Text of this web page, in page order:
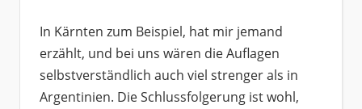
In Kärnten zum Beispiel, hat mir jemand
erzählt, und bei uns wären die Auflagen
selbstverständlich auch viel strenger als in
Argentinien. Die Schlussfolgerung ist wohl,